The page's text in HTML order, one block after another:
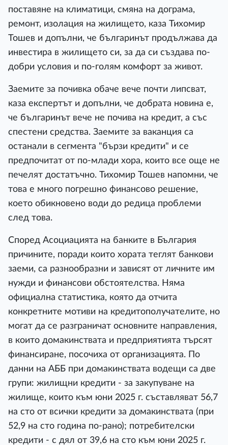
поставяне на климатици, смяна на дограма,
ремонт, изолация на жилището, каза Тихомир
Тошев и допълни, че българинът продължава да
инвестира в жилището си, за да си създава по-
добри условия и по-голям комфорт за живот.
Заемите за почивка обаче вече почти липсват,
каза експертът и допълни, че добрата новина е,
че българинът вече не почива на кредит, а със
спестени средства. Заемите за ваканция са
останали в сегмента "бързи кредити" и се
предпочитат от по-млади хора, които все още не
печелят достатъчно. Тихомир Тошев напомни, че
това е много погрешно финансово решение,
което обикновено води до редица проблеми
след това.
Според Асоциацията на банките в България
причините, поради които хората теглят банкови
заеми, са разнообразни и зависят от личните им
нужди и финансови обстоятелства. Няма
официална статистика, която да отчита
конкретните мотиви на кредитополучателите, но
могат да се разграничат основните направления,
в които домакинствата и предприятията търсят
финансиране, посочиха от организацията. По
данни на АББ при домакинствата водещи са две
групи: жилищни кредити - за закупуване на
жилище, които към юни 2025 г. съставляват 56,7
на сто от всички кредити за домакинствата (при
52,9 на сто година по-рано); потребителски
кредити - с дял от 39,6 на сто към юни 2025 г.